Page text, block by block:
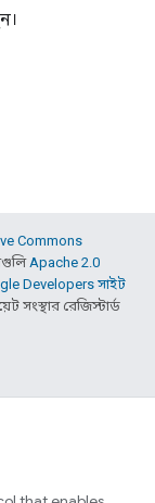
Commons
Apache 2.0
Developers সাইট
সংস্থার রেজিস্টার্ড